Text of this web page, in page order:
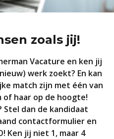
zoals jij!
Vacature en ken jij
werk zoekt? En kan
match zijn met één van
of haar op de hoogte!
dan de kandidaat
contactformulier en
Ken jij niet 1, maar 4